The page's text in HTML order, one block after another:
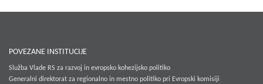
POVEZANE INSTITUCIJE
Služba Vlade RS za razvoj in evropsko kohezijsko politiko
Generalni direktorat za regionalno in mestno politiko pri Evropski komisiji